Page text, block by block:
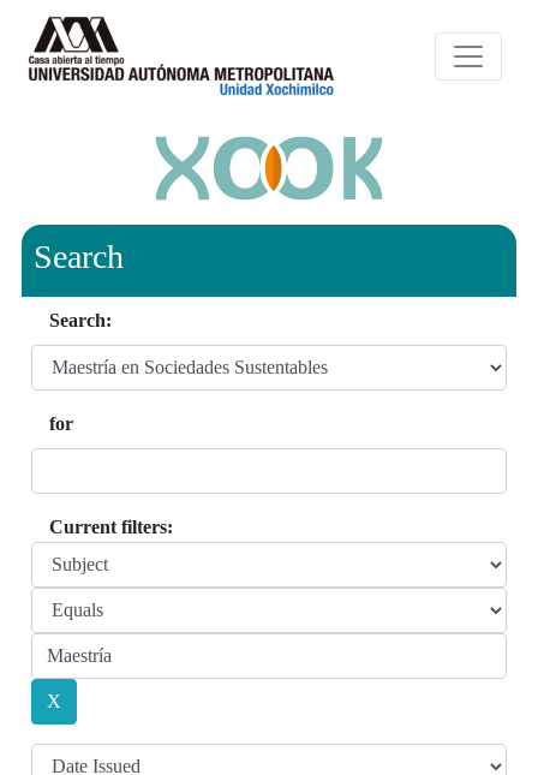
Search
Search:
for
Current filters: